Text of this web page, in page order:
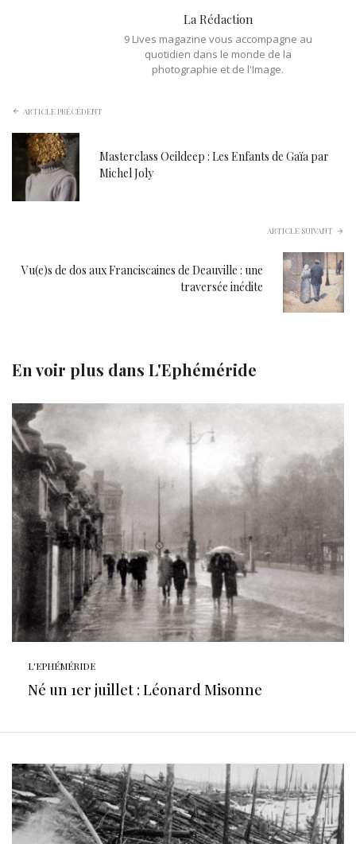
La Rédaction
9 Lives magazine vous accompagne au
quotidien dans le monde de la
photographie et de l'Image.
ARTICLE PRÉCÉDENT
Masterclass Oeildeep : Les Enfants de Gaïa par
Michel Joly
ARTICLE SUIVANT
Vu(e)s de dos aux Franciscaines de Deauville : une
traversée inédite
En voir plus dans L'Ephéméride
L'EPHÉMÉRIDE
Né un 1er juillet : Léonard Misonne